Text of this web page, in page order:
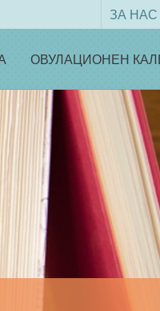
ЗА НАС
ОВУЛАЦИОНЕН